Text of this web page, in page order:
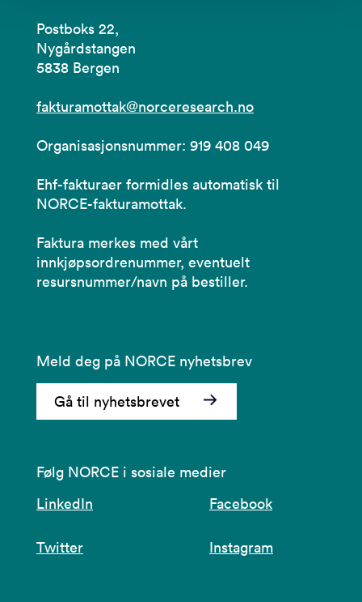
Postboks 22,
Nygårdstangen
5838 Bergen
fakturamottak@norceresearch.no
Organisasjonsnummer: 919 408 049
Ehf-fakturaer formidles automatisk til
NORCE-fakturamottak.
Faktura merkes med vårt
innkjøpsordrenummer, eventuelt
resursnummer/navn på bestiller.
Meld deg på NORCE nyhetsbrev
Gå til nyhetsbrevet
Følg NORCE i sosiale medier
LinkedIn
Facebook
Twitter Instagram